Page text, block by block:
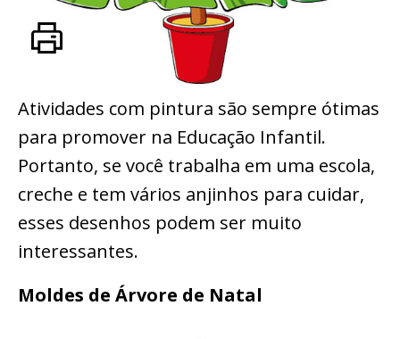
Atividades com pintura são sempre ótimas
para promover na Educação Infantil.
Portanto, se você trabalha em uma escola,
creche e tem vários anjinhos para cuidar,
esses desenhos podem ser muito
interessantes.
Moldes de Árvore de Natal